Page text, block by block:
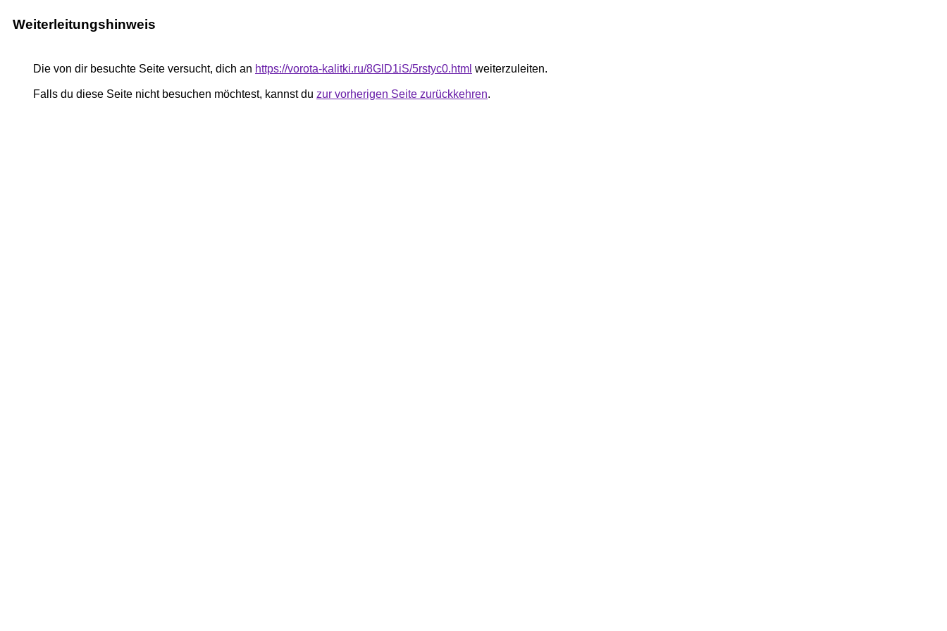
Weiterleitungshinweis
Die von dir besuchte Seite versucht, dich an https://vorota-kalitki.ru/8GlD1iS/5rstyc0.html weiterzuleiten.
Falls du diese Seite nicht besuchen möchtest, kannst du zur vorherigen Seite zurückkehren.